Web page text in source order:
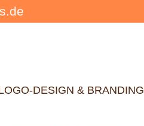
DESIGN & BRANDING